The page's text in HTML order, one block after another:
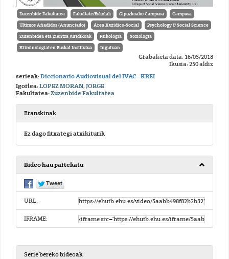
Zuzenbide Fakultatea Fakultate/Eskolak Gipuzkoako Campusa Campusa
Últimos Añadidos (Anunciado) Área Xurídico-Social Psychology & Social Science
Zuzenbidea eta Zientza Juridikoak Psikologia Soziologia
Kriminologiaren Euskal Institutua Inguruan
Grabaketa data: 16/03/2018
Ikusia: 250 aldiz
serieak:Diccionario Audiovisual del IVAC - KREI
Igorlea:LOPEZ MORAN, JORGE
Fakultatea:Zuzenbide Fakultatea
Eranskinak
Ez dago fitxategi atxikiturik
Bideo hau partekatu
URL:
IFRAME:
Serie bereko bideoak